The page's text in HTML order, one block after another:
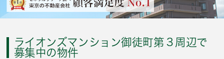
ライオンズマンション御徒町第３周辺で
募集中の物件